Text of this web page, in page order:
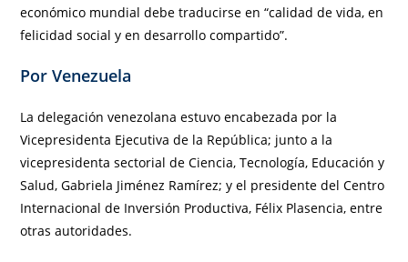
económico mundial debe traducirse en “calidad de vida, en
felicidad social y en desarrollo compartido”.
Por Venezuela
La delegación venezolana estuvo encabezada por la
Vicepresidenta Ejecutiva de la República; junto a la
vicepresidenta sectorial de Ciencia, Tecnología, Educación y
Salud, Gabriela Jiménez Ramírez; y el presidente del Centro
Internacional de Inversión Productiva, Félix Plasencia, entre
otras autoridades.